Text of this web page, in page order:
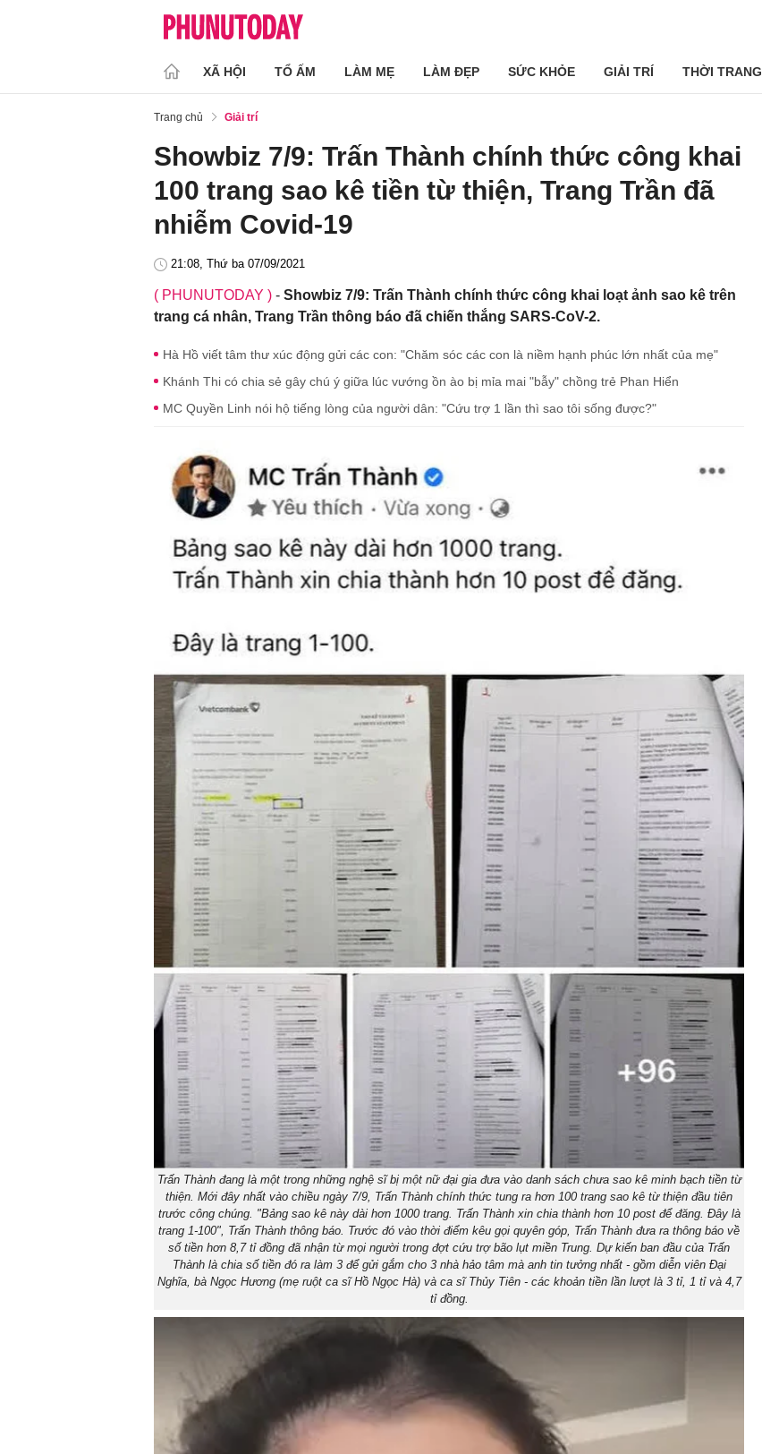
XÃ HỘI TỔ ẤM LÀM MẸ LÀM ĐẸP SỨC KHỎE GIẢI TRÍ THỜI TRANG
Trang chủ Giải trí
Showbiz 7/9: Trấn Thành chính thức công khai
100 trang sao kê tiền từ thiện, Trang Trần đã
nhiễm Covid-19
21:08, Thứ ba 07/09/2021
( PHUNUTODAY ) - Showbiz 7/9: Trấn Thành chính thức công khai loạt ảnh sao kê trên
trang cá nhân, Trang Trần thông báo đã chiến thắng SARS-CoV-2.
Hà Hồ viết tâm thư xúc động gửi các con: "Chăm sóc các con là niềm hạnh phúc lớn nhất của mẹ"
Khánh Thi có chia sẻ gây chú ý giữa lúc vướng ồn ào bị mỉa mai "bẫy" chồng trẻ Phan Hiển
MC Quyền Linh nói hộ tiếng lòng của người dân: "Cứu trợ 1 lần thì sao tôi sống được?"
Trấn Thành đang là một trong những nghệ sĩ bị một nữ đại gia đưa vào danh sách chưa sao kê minh bạch tiền từ
thiện. Mới đây nhất vào chiều ngày 7/9, Trấn Thành chính thức tung ra hơn 100 trang sao kê từ thiện đầu tiên
trước công chúng. "Bảng sao kê này dài hơn 1000 trang. Trấn Thành xin chia thành hơn 10 post để đăng. Đây là
trang 1-100", Trấn Thành thông báo. Trước đó vào thời điểm kêu gọi quyên góp, Trấn Thành đưa ra thông báo về
số tiền hơn 8,7 tỉ đồng đã nhận từ mọi người trong đợt cứu trợ bão lụt miền Trung. Dự kiến ban đầu của Trấn
Thành là chia số tiền đó ra làm 3 để gửi gắm cho 3 nhà hảo tâm mà anh tin tưởng nhất - gồm diễn viên Đại
Nghĩa, bà Ngọc Hương (mẹ ruột ca sĩ Hồ Ngọc Hà) và ca sĩ Thủy Tiên - các khoản tiền lần lượt là 3 tỉ, 1 tỉ và 4,7
tỉ đồng.